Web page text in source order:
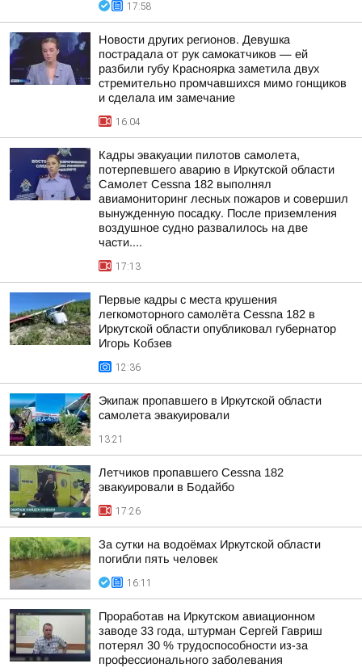
17:58
Новости других регионов. Девушка
пострадала от рук самокатчиков — ей
разбили губу Красноярка заметила двух
стремительно промчавшихся мимо гонщиков
и сделала им замечание
16:04
Кадры эвакуации пилотов самолета,
потерпевшего аварию в Иркутской области
Самолет Cessna 182 выполнял
авиамониторинг лесных пожаров и совершил
вынужденную посадку. После приземления
воздушное судно развалилось на две
части....
17:13
Первые кадры с места крушения
легкомоторного самолёта Cessna 182 в
Иркутской области опубликовал губернатор
Игорь Кобзев
12:36
Экипаж пропавшего в Иркутской области
самолета эвакуировали
13:21
Летчиков пропавшего Cessna 182
эвакуировали в Бодайбо
17:26
За сутки на водоёмах Иркутской области
погибли пять человек
16:11
Проработав на Иркутском авиационном
заводе 33 года, штурман Сергей Гавриш
потерял 30 % трудоспособности из-за
профессионального заболевания